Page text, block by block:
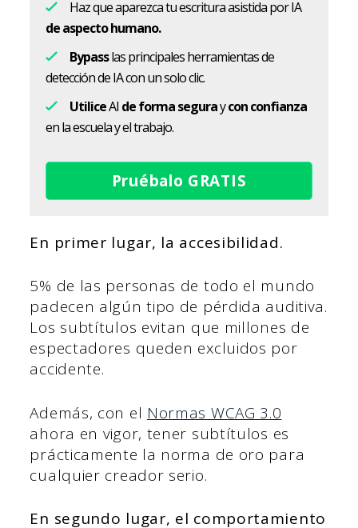
Haz que aparezca tu escritura asistida por IA
de aspecto humano.
Bypasslas principales herramientas de
detección de IA con un solo clic.
UtiliceAI de forma seguraycon confianza
en la escuela y el trabajo.
Pruébalo GRATIS
En primer lugar, la accesibilidad.
5% de las personas de todo el mundo
padecen algún tipo de pérdida auditiva.
Los subtítulos evitan que millones de
espectadores queden excluidos por
accidente.
Además, con el Normas WCAG 3.0
ahora en vigor, tener subtítulos es
prácticamente la norma de oro para
cualquier creador serio.
En segundo lugar, el comportamiento